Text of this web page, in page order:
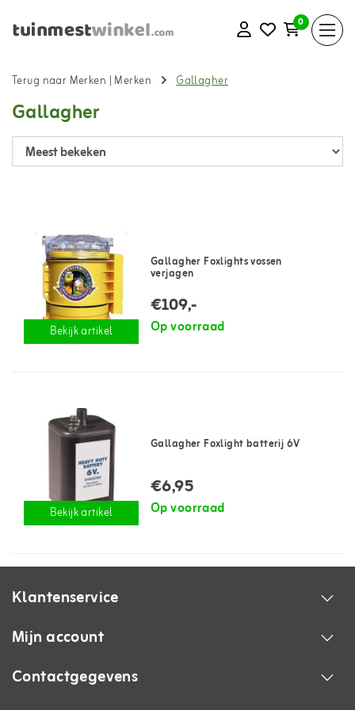
0
Terug naar Merken | Merken Gallagher
Gallagher
Bekijk artikel
Gallagher Foxlights vossen
verjagen
€109,-
Op voorraad
Bekijk artikel
Gallagher Foxlight batterij 6V
€6,95
Op voorraad
Klantenservice
Mijn account
Contactgegevens